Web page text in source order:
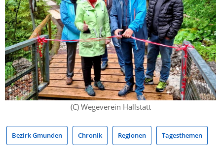
(C) Wegeverein Hallstatt
Bezirk Gmunden Chronik Regionen Tagesthemen